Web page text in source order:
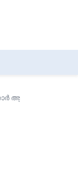
as per the
ആനുകൂല്യങ്ങൾ